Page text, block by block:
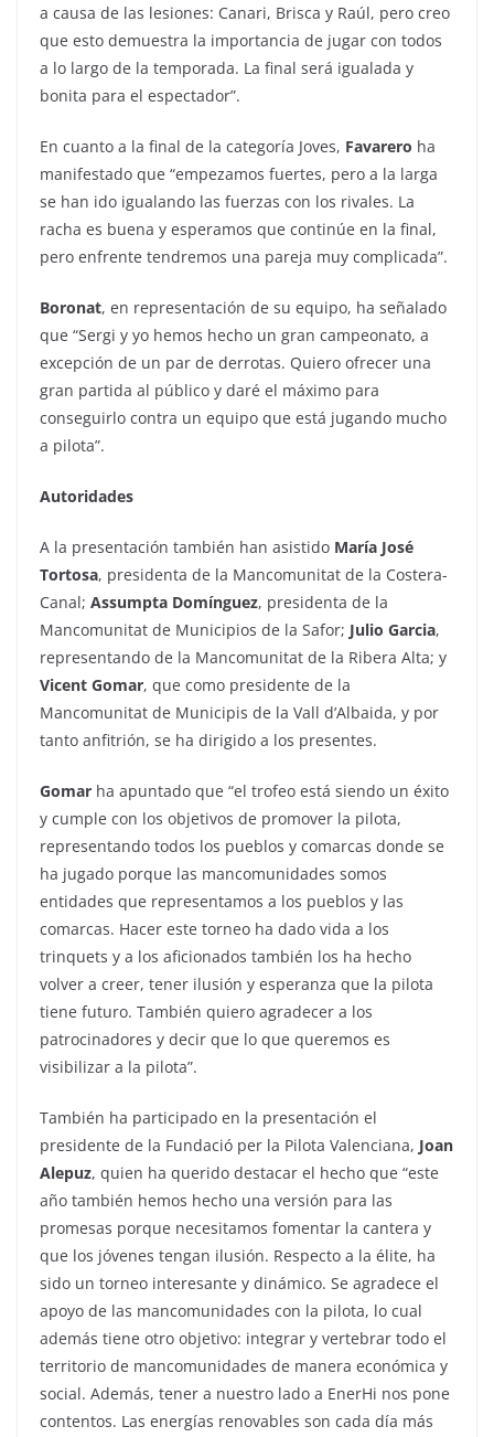
a causa de las lesiones: Canari, Brisca y Raúl, pero creo
que esto demuestra la importancia de jugar con todos
a lo largo de la temporada. La final será igualada y
bonita para el espectador”.
En cuanto a la final de la categoría Joves, Favarero ha
manifestado que “empezamos fuertes, pero a la larga
se han ido igualando las fuerzas con los rivales. La
racha es buena y esperamos que continúe en la final,
pero enfrente tendremos una pareja muy complicada”.
Boronat, en representación de su equipo, ha señalado
que “Sergi y yo hemos hecho un gran campeonato, a
excepción de un par de derrotas. Quiero ofrecer una
gran partida al público y daré el máximo para
conseguirlo contra un equipo que está jugando mucho
a pilota”.
Autoridades
A la presentación también han asistido María José
Tortosa, presidenta de la Mancomunitat de la Costera-
Canal; Assumpta Domínguez, presidenta de la
Mancomunitat de Municipios de la Safor; Julio Garcia,
representando de la Mancomunitat de la Ribera Alta; y
Vicent Gomar, que como presidente de la
Mancomunitat de Municipis de la Vall d’Albaida, y por
tanto anfitrión, se ha dirigido a los presentes.
Gomar ha apuntado que “el trofeo está siendo un éxito
y cumple con los objetivos de promover la pilota,
representando todos los pueblos y comarcas donde se
ha jugado porque las mancomunidades somos
entidades que representamos a los pueblos y las
comarcas. Hacer este torneo ha dado vida a los
trinquets y a los aficionados también los ha hecho
volver a creer, tener ilusión y esperanza que la pilota
tiene futuro. También quiero agradecer a los
patrocinadores y decir que lo que queremos es
visibilizar a la pilota”.
También ha participado en la presentación el
presidente de la Fundació per la Pilota Valenciana, Joan
Alepuz, quien ha querido destacar el hecho que “este
año también hemos hecho una versión para las
promesas porque necesitamos fomentar la cantera y
que los jóvenes tengan ilusión. Respecto a la élite, ha
sido un torneo interesante y dinámico. Se agradece el
apoyo de las mancomunidades con la pilota, lo cual
además tiene otro objetivo: integrar y vertebrar todo el
territorio de mancomunidades de manera económica y
social. Además, tener a nuestro lado a EnerHi nos pone
contentos. Las energías renovables son cada día más